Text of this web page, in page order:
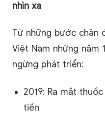
nhìn xa
Từ những bước chân
Việt Nam những năm
ngừng phát triển:
2019: Ra mắt
tiến